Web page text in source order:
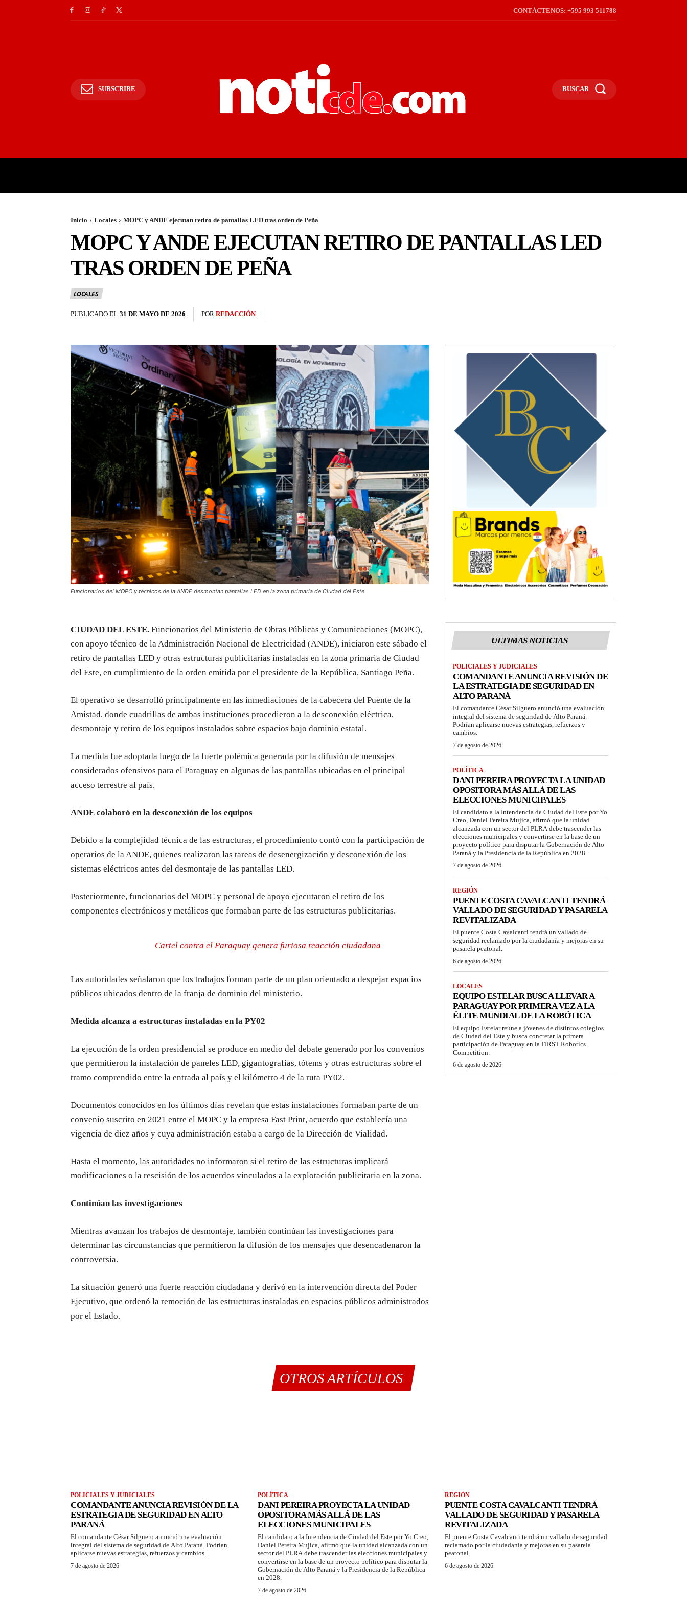
CONTÁCTENOS: +595 993 511788
SUBSCRIBE BUSCAR
Inicio Locales MOPC y ANDE ejecutan retiro de pantallas LED tras orden de Peña
MOPC Y ANDE EJECUTAN RETIRO DE PANTALLAS LED
TRAS ORDEN DE PEÑA
LOCALES
PUBLICADO EL 31 DE MAYO DE 2026 POR REDACCIÓN
Funcionarios del MOPC y técnicos de la ANDE desmontan pantallas LED en la zona primaria de Ciudad del Este.
CIUDAD DEL ESTE. Funcionarios del Ministerio de Obras Públicas y Comunicaciones (MOPC),
con apoyo técnico de la Administración Nacional de Electricidad (ANDE), iniciaron este sábado el
retiro de pantallas LED y otras estructuras publicitarias instaladas en la zona primaria de Ciudad
del Este, en cumplimiento de la orden emitida por el presidente de la República, Santiago Peña.
El operativo se desarrolló principalmente en las inmediaciones de la cabecera del Puente de la
Amistad, donde cuadrillas de ambas instituciones procedieron a la desconexión eléctrica,
desmontaje y retiro de los equipos instalados sobre espacios bajo dominio estatal.
La medida fue adoptada luego de la fuerte polémica generada por la difusión de mensajes
considerados ofensivos para el Paraguay en algunas de las pantallas ubicadas en el principal
acceso terrestre al país.
ANDE colaboró en la desconexión de los equipos
Debido a la complejidad técnica de las estructuras, el procedimiento contó con la participación de
operarios de la ANDE, quienes realizaron las tareas de desenergización y desconexión de los
sistemas eléctricos antes del desmontaje de las pantallas LED.
Posteriormente, funcionarios del MOPC y personal de apoyo ejecutaron el retiro de los
componentes electrónicos y metálicos que formaban parte de las estructuras publicitarias.
Cartel contra el Paraguay genera furiosa reacción ciudadana
Las autoridades señalaron que los trabajos forman parte de un plan orientado a despejar espacios
públicos ubicados dentro de la franja de dominio del ministerio.
Medida alcanza a estructuras instaladas en la PY02
La ejecución de la orden presidencial se produce en medio del debate generado por los convenios
que permitieron la instalación de paneles LED, gigantografías, tótems y otras estructuras sobre el
tramo comprendido entre la entrada al país y el kilómetro 4 de la ruta PY02.
Documentos conocidos en los últimos días revelan que estas instalaciones formaban parte de un
convenio suscrito en 2021 entre el MOPC y la empresa Fast Print, acuerdo que establecía una
vigencia de diez años y cuya administración estaba a cargo de la Dirección de Vialidad.
Hasta el momento, las autoridades no informaron si el retiro de las estructuras implicará
modificaciones o la rescisión de los acuerdos vinculados a la explotación publicitaria en la zona.
Continúan las investigaciones
Mientras avanzan los trabajos de desmontaje, también continúan las investigaciones para
determinar las circunstancias que permitieron la difusión de los mensajes que desencadenaron la
controversia.
La situación generó una fuerte reacción ciudadana y derivó en la intervención directa del Poder
Ejecutivo, que ordenó la remoción de las estructuras instaladas en espacios públicos administrados
por el Estado.
ULTIMAS NOTICIAS
POLICIALES Y JUDICIALES
COMANDANTE ANUNCIA REVISIÓN DE
LA ESTRATEGIA DE SEGURIDAD EN
ALTO PARANÁ
El comandante César Silguero anunció una evaluación
integral del sistema de seguridad de Alto Paraná.
Podrían aplicarse nuevas estrategias, refuerzos y
cambios.
7 de agosto de 2026
POLÍTICA
DANI PEREIRA PROYECTA LA UNIDAD
OPOSITORA MÁS ALLÁ DE LAS
ELECCIONES MUNICIPALES
El candidato a la Intendencia de Ciudad del Este por Yo
Creo, Daniel Pereira Mujica, afirmó que la unidad
alcanzada con un sector del PLRA debe trascender las
elecciones municipales y convertirse en la base de un
proyecto político para disputar la Gobernación de Alto
Paraná y la Presidencia de la República en 2028.
7 de agosto de 2026
REGIÓN
PUENTE COSTA CAVALCANTI TENDRÁ
VALLADO DE SEGURIDAD Y PASARELA
REVITALIZADA
El puente Costa Cavalcanti tendrá un vallado de
seguridad reclamado por la ciudadanía y mejoras en su
pasarela peatonal.
6 de agosto de 2026
LOCALES
EQUIPO ESTELAR BUSCA LLEVAR A
PARAGUAY POR PRIMERA VEZ A LA
ÉLITE MUNDIAL DE LA ROBÓTICA
El equipo Estelar reúne a jóvenes de distintos colegios
de Ciudad del Este y busca concretar la primera
participación de Paraguay en la FIRST Robotics
Competition.
6 de agosto de 2026
OTROS ARTÍCULOS
POLICIALES Y JUDICIALES
COMANDANTE ANUNCIA REVISIÓN DE LA
ESTRATEGIA DE SEGURIDAD EN ALTO
PARANÁ
El comandante César Silguero anunció una evaluación
integral del sistema de seguridad de Alto Paraná. Podrían
aplicarse nuevas estrategias, refuerzos y cambios.
7 de agosto de 2026
POLÍTICA
DANI PEREIRA PROYECTA LA UNIDAD
OPOSITORA MÁS ALLÁ DE LAS
ELECCIONES MUNICIPALES
El candidato a la Intendencia de Ciudad del Este por Yo Creo,
Daniel Pereira Mujica, afirmó que la unidad alcanzada con un
sector del PLRA debe trascender las elecciones municipales y
convertirse en la base de un proyecto político para disputar la
Gobernación de Alto Paraná y la Presidencia de la República
en 2028.
7 de agosto de 2026
REGIÓN
PUENTE COSTA CAVALCANTI TENDRÁ
VALLADO DE SEGURIDAD Y PASARELA
REVITALIZADA
El puente Costa Cavalcanti tendrá un vallado de seguridad
reclamado por la ciudadanía y mejoras en su pasarela
peatonal.
6 de agosto de 2026